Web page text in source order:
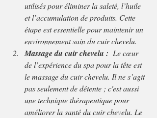
utilisés pour éliminer la saleté, l’huile
et l’accumulation de produits. Cette
étape est essentielle pour maintenir un
environnement sain du cuir chevelu.
Massage du cuir chevelu : Le cœur
de l’expérience du spa pour la tête est
le massage du cuir chevelu. Il ne s’agit
pas seulement de détente ; c'est aussi
une technique thérapeutique pour
améliorer la santé du cuir chevelu. Le